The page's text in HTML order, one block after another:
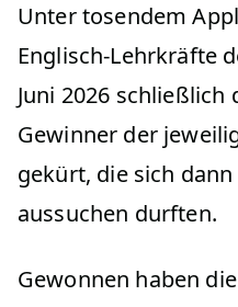
Unter tosendem
Englisch-Lehrkräfte
Juni 2026
Gewinner der
gekürt, die sich
aussuchen durften.
Gewonnen haben